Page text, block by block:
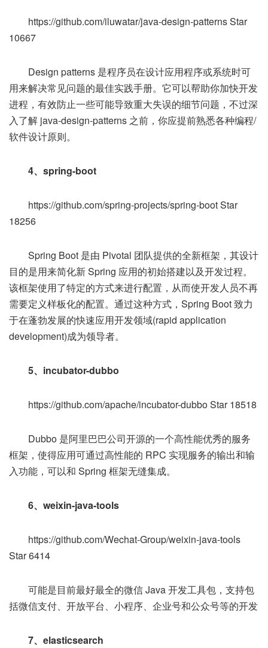
https://github.com/iluwatar/java-design-patterns Star
10667
Design patterns 是程序员在设计应用程序或系统时可
用来解决常见问题的最佳实践手册。它可以帮助你加快开发
进程，有效防止一些可能导致重大失误的细节问题，不过深
入了解 java-design-patterns 之前，你应提前熟悉各种编程/
软件设计原则。
4、spring-boot
https://github.com/spring-projects/spring-boot Star
18256
Spring Boot 是由 Pivotal 团队提供的全新框架，其设计
目的是用来简化新 Spring 应用的初始搭建以及开发过程。
该框架使用了特定的方式来进行配置，从而使开发人员不再
需要定义样板化的配置。通过这种方式，Spring Boot 致力
于在蓬勃发展的快速应用开发领域(rapid application
development)成为领导者。
5、incubator-dubbo
https://github.com/apache/incubator-dubbo Star 18518
Dubbo 是阿里巴巴公司开源的一个高性能优秀的服务
框架，使得应用可通过高性能的 RPC 实现服务的输出和输
入功能，可以和 Spring 框架无缝集成。
6、weixin-java-tools
https://github.com/Wechat-Group/weixin-java-tools
Star 6414
可能是目前最好最全的微信 Java 开发工具包，支持包
括微信支付、开放平台、小程序、企业号和公众号等的开发
7、elasticsearch